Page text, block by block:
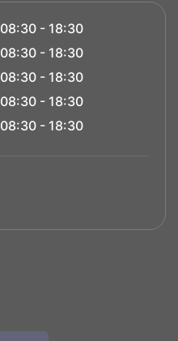
08:30 - 18:30
08:30 - 18:30
08:30 - 18:30
08:30 - 18:30
08:30 - 18:30